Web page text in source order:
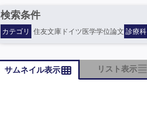
検索条件
カテゴリ 住友文庫ドイツ医学学位論文 診療科
サムネイル表示 リスト表示